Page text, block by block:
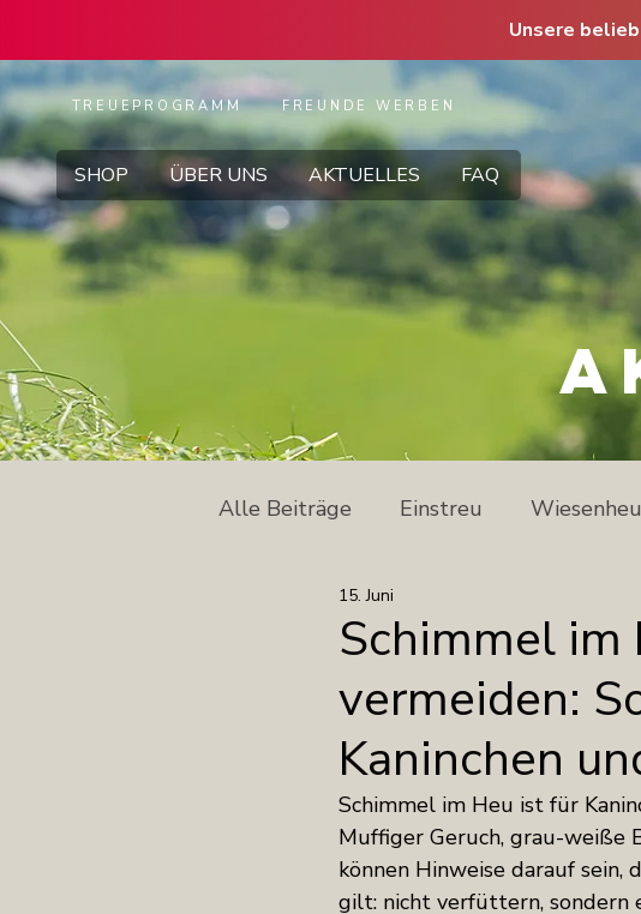
Unsere
TREUEPROGRAMM FREUNDE WERBEN
SHOP ÜBER UNS AKTUELLES FAQ
Alle Beiträge Einstreu Wiesenheu
Über uns
Schimmel im
vermeiden:
Kaninchen
15. Juni
Schimmel im Heu ist für
Muffiger Geruch, grau-weiße
können Hinweise darauf
gilt: nicht verfüttern, sondern